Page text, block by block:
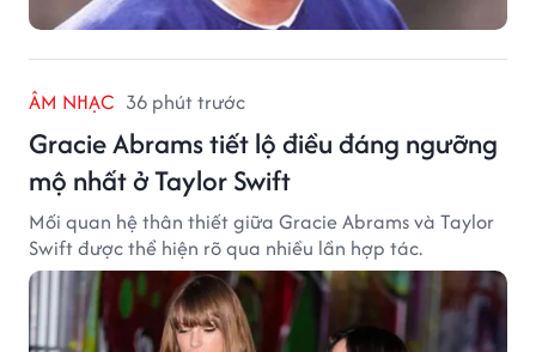
ÂM NHẠC 36 phút trước
Gracie Abrams tiết lộ điều đáng ngưỡng
mộ nhất ở Taylor Swift
Mối quan hệ thân thiết giữa Gracie Abrams và Taylor
Swift được thể hiện rõ qua nhiều lần hợp tác.